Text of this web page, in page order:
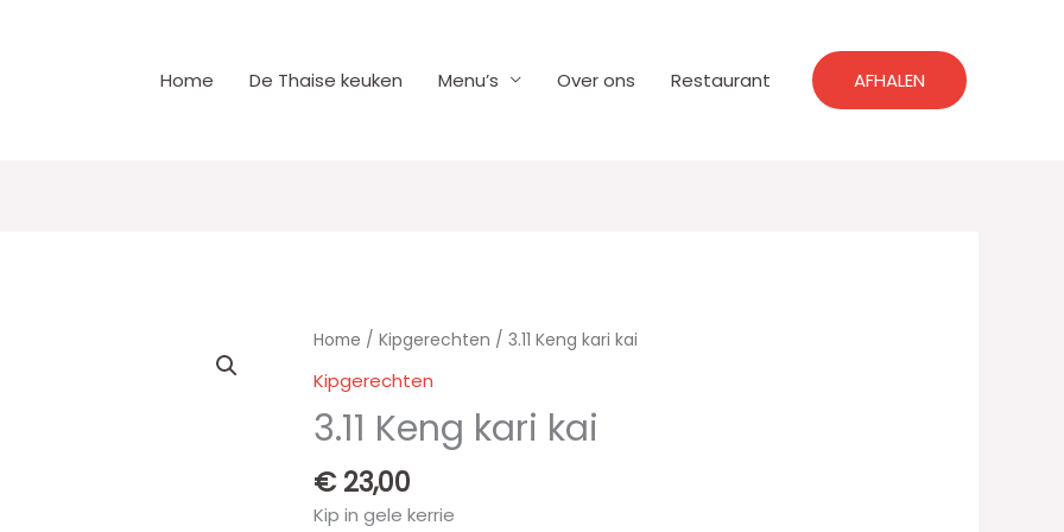
Home De Thaise keuken Menu’s Over ons Restaurant AFHALEN
Home / Kipgerechten / 3.11 Keng kari kai
Kipgerechten
3.11 Keng kari kai
€23,00
Kip in gele kerrie
3.11
kari
kai